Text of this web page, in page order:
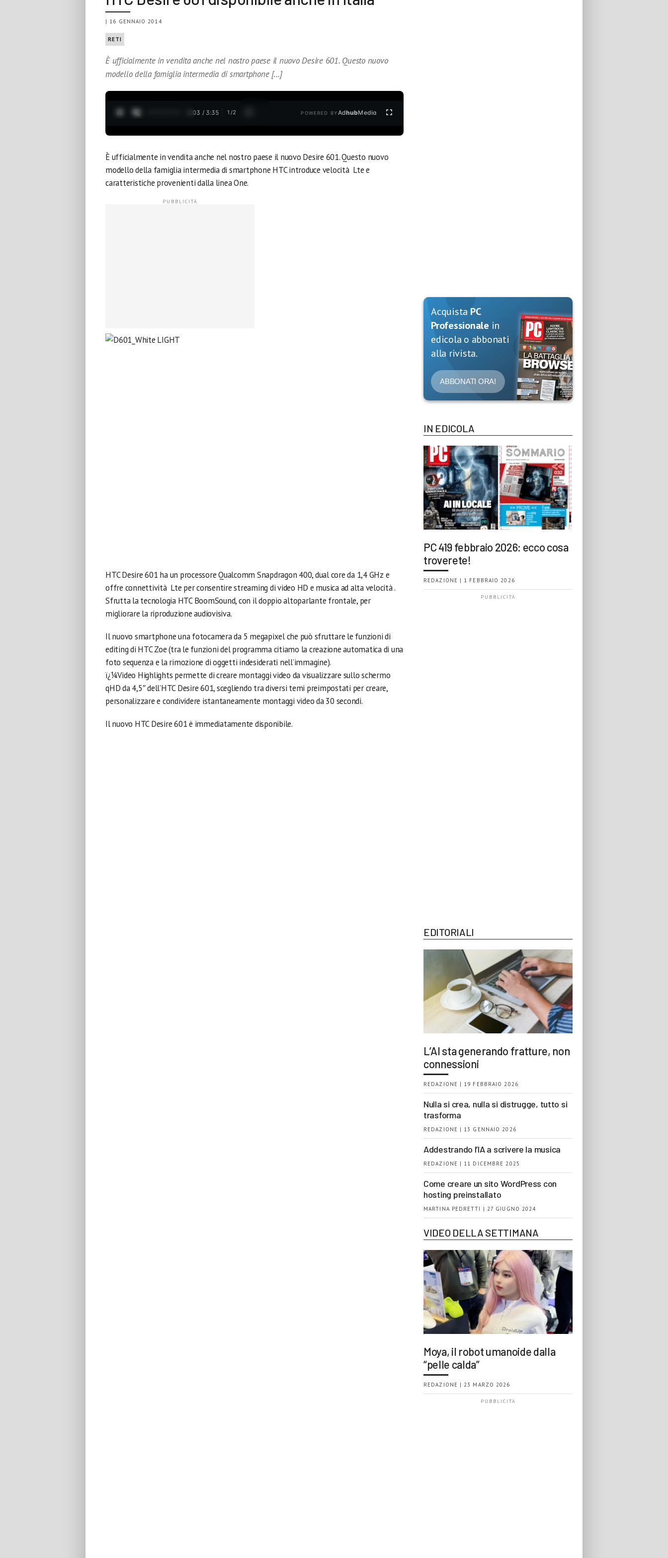
| 16 GENNAIO 2014
RETI
È ufficialmente in vendita anche nel nostro paese il nuovo Desire 601. Questo nuovo
modello della famiglia intermedia di smartphone […]
0:04 / 3:35 1 /2 POWERED BYAdhubMedia
È ufficialmente in vendita anche nel nostro paese il nuovo Desire 601. Questo nuovo
modello della famiglia intermedia di smartphone HTC introduce velocità Lte e
caratteristiche provenienti dalla linea One.
HTC Desire 601 ha un processore Qualcomm Snapdragon 400, dual core da 1,4 GHz e
offre connettività Lte per consentire streaming di video HD e musica ad alta velocità .
Sfrutta la tecnologia HTC BoomSound, con il doppio altoparlante frontale, per
migliorare la riproduzione audiovisiva.
Il nuovo smartphone una fotocamera da 5 megapixel che può sfruttare le funzioni di
editing di HTC Zoe (tra le funzioni del programma citiamo la creazione automatica di una
foto sequenza e la rimozione di oggetti indesiderati nell’immagine).
ï¿¼Video Highlights permette di creare montaggi video da visualizzare sullo schermo
qHD da 4,5″ dell’HTC Desire 601, scegliendo tra diversi temi preimpostati per creare,
personalizzare e condividere istantaneamente montaggi video da 30 secondi.
Il nuovo HTC Desire 601 è immediatamente disponibile.
Acquista PC
Professionale in
edicola o abbonati
alla rivista.
ABBONATI ORA!
IN EDICOLA
PC 419 febbraio 2026: ecco cosa
troverete!
REDAZIONE | 1 FEBBRAIO 2026
EDITORIALI
L’AI sta generando fratture, non
connessioni
REDAZIONE | 19 FEBBRAIO 2026
Nulla si crea, nulla si distrugge, tutto si
trasforma
REDAZIONE | 13 GENNAIO 2026
Addestrando l’IA a scrivere la musica
REDAZIONE | 11 DICEMBRE 2025
Come creare un sito WordPress con
hosting preinstallato
MARTINA PEDRETTI | 27 GIUGNO 2024
VIDEO DELLA SETTIMANA
Moya, il robot umanoide dalla
“pelle calda”
REDAZIONE | 23 MARZO 2026